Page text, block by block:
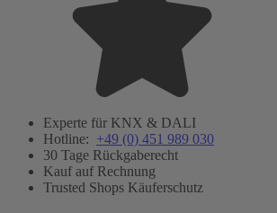
Experte für KNX & DALI
Hotline: +49 (0) 451 989 030
30 Tage Rückgaberecht
Kauf auf Rechnung
Trusted Shops Käuferschutz